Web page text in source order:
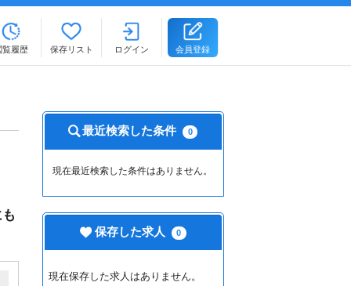
覧履歴 保存リスト ログイン 会員登録
最近検索した条件 0
現在最近検索した条件はありません。
保存した求人 0
現在保存した求人はありません。